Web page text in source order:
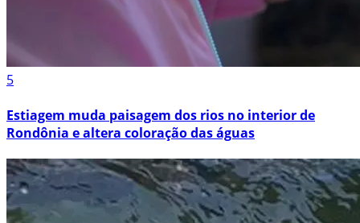
5
Estiagem muda paisagem dos rios no interior de
Rondônia e altera coloração das águas